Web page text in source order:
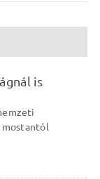
is
mostantól